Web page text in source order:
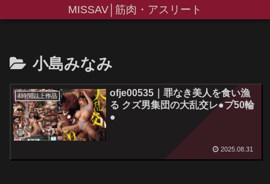
MISSAV│筋肉・アスリート
小島みなみ
4時間以上作品
ofje00535｜罪なき美人を食い漁
る クズ男集団の大乱交レ●プ50輪
●
2025.08.31